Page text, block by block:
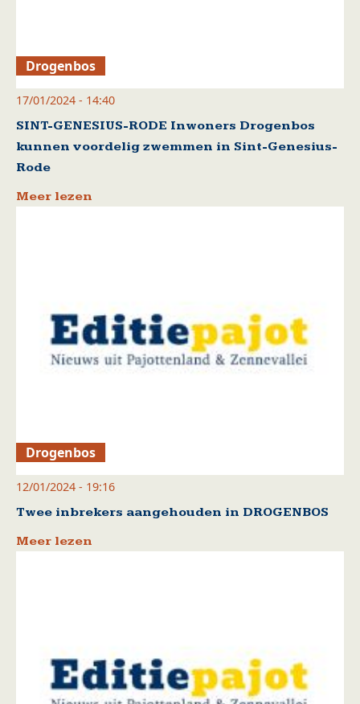
Drogenbos
17/01/2024 - 14:40
SINT-GENESIUS-RODE Inwoners Drogenbos
kunnen voordelig zwemmen in Sint-Genesius-
Rode
Meer lezen
Drogenbos
12/01/2024 - 19:16
Twee inbrekers aangehouden in DROGENBOS
Meer lezen